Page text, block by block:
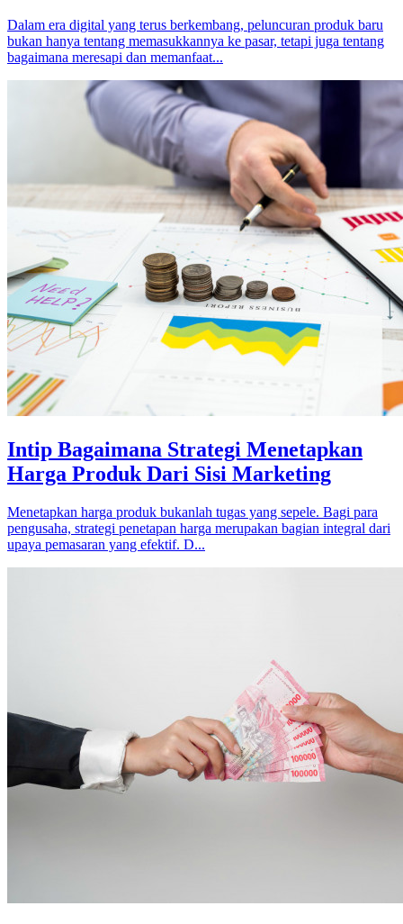
Dalam era digital yang terus berkembang, peluncuran produk baru
bukan hanya tentang memasukkannya ke pasar, tetapi juga tentang
bagaimana meresapi dan memanfaat...
Intip Bagaimana Strategi Menetapkan
Harga Produk Dari Sisi Marketing
Menetapkan harga produk bukanlah tugas yang sepele. Bagi para
pengusaha, strategi penetapan harga merupakan bagian integral dari
upaya pemasaran yang efektif. D...